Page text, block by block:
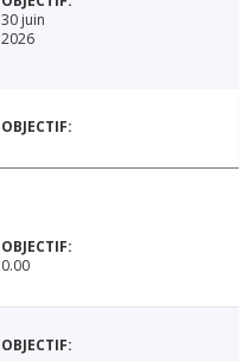
30 juin
2026
0.00